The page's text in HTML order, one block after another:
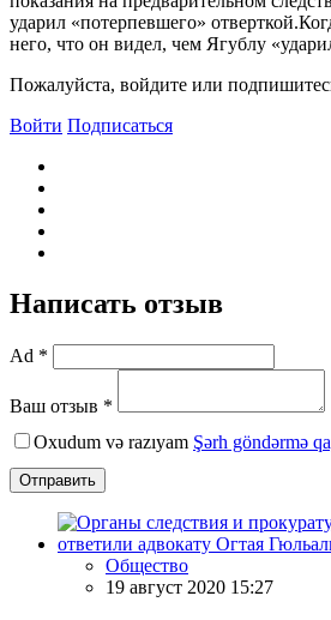
ударил «потерпевшего»
него, что он видел, чем Ягублу
Пожалуйста, войдите или
Войти Подписаться
Написать отзыв
Ad *
Ваш отзыв *
Oxudum və razıyam Şərh göndərmə
Отправить
Общество
19 август 2020 15:27